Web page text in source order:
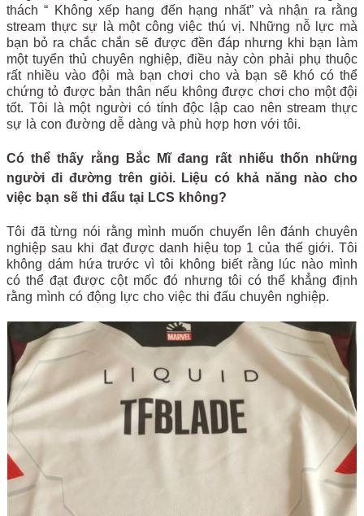
thách “ Không xếp hang đến hạng nhất” và nhận ra rằng
stream thực sự là một công việc thú vị. Những nỗ lực mà
bạn bỏ ra chắc chắn sẽ được đền đáp nhưng khi bạn làm
một tuyển thủ chuyên nghiệp, điều này còn phải phụ thuộc
rất nhiều vào đội mà bạn chơi cho và bạn sẽ khó có thể
chứng tỏ được bản thân nếu không được chơi cho một đội
tốt. Tôi là một người có tính độc lập cao nên stream thực
sự là con đường dễ dàng và phù hợp hơn với tôi.
Có thể thấy rằng Bắc Mĩ đang rất nhiếu thốn những
người đi đường trên giỏi. Liệu có khả năng nào cho
việc bạn sẽ thi đấu tại LCS không?
Tôi đã từng nói rằng mình muốn chuyển lên đánh chuyên
nghiệp sau khi đạt được danh hiệu top 1 của thế giới. Tôi
không dám hứa trước vì tôi không biết rằng lúc nào mình
có thể đạt được cột mốc đó nhưng tôi có thể khẳng định
rằng mình có động lực cho việc thi đấu chuyên nghiệp.